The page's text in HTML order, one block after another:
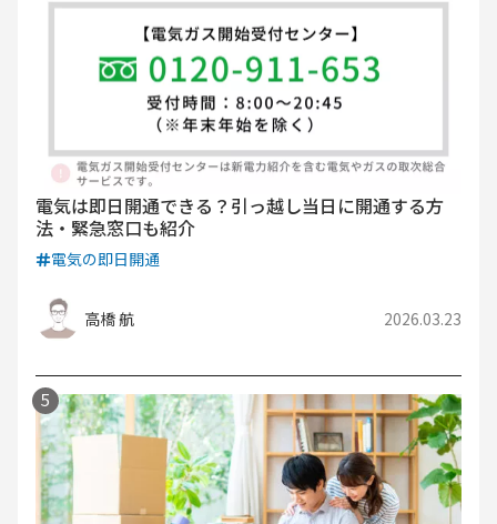
電気は即日開通できる？引っ越し当日に開通する方
法・緊急窓口も紹介
電気の即日開通
高橋 航 2026.03.23